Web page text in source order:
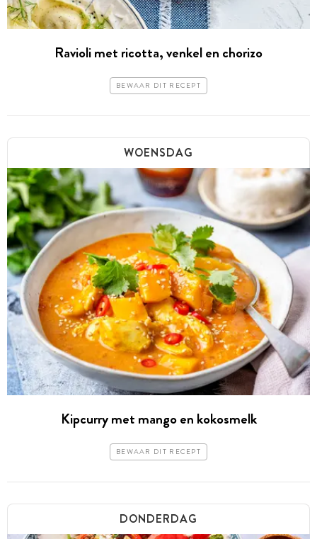
Ravioli met ricotta, venkel en chorizo
BEWAAR DIT RECEPT
WOENSDAG
Kipcurry met mango en kokosmelk
BEWAAR DIT RECEPT
DONDERDAG